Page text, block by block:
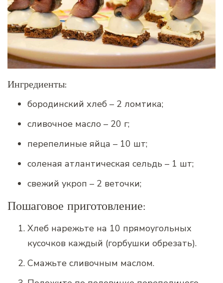
Ингредиенты:
бородинский хлеб – 2 ломтика;
сливочное масло – 20 г;
перепелиные яйца – 10 шт;
соленая атлантическая сельдь – 1 шт;
свежий укроп – 2 веточки;
Пошаговое приготовление:
Хлеб нарежьте на 10 прямоугольных
кусочков каждый (горбушки обрезать).
Смажьте сливочным маслом.